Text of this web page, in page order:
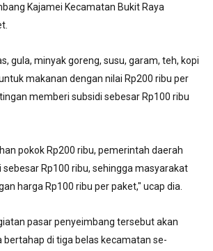
Kajamei Kecamatan Bukit Raya
gula, minyak goreng, susu, garam, teh, kopi
makanan dengan nilai Rp200 ribu per
memberi subsidi sebesar Rp100 ribu
pokok Rp200 ribu, pemerintah daerah
Rp100 ribu, sehingga masyarakat
harga Rp100 ribu per paket," ucap dia.
pasar penyeimbang tersebut akan
bertahap di tiga belas kecamatan se-